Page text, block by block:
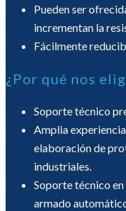
Pueden ser
incrementan la
Fácilmente
¿Por qué nos
Soporte técnico
Amplia
elaboración de
industriales.
Soporte técnico
armado